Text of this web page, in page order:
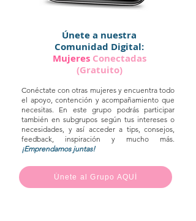
Únete a nuestra
Comunidad Digital:
Mujeres Conectadas
(Gratuito)
Conéctate con otras mujeres y encuentra todo
el apoyo, contención y acompañamiento que
necesitas. En este grupo podrás participar
también en subgrupos según tus intereses o
necesidades, y así acceder a tips, consejos,
feedback, inspiración y mucho más.
¡Emprendamos juntas!
Únete al Grupo AQUÍ